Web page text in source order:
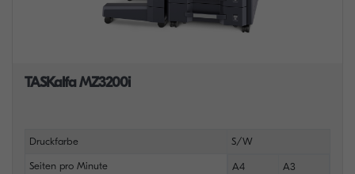
TASKalfa MZ3200i
Druckfarbe S/W
Seiten pro Minute A4 A3